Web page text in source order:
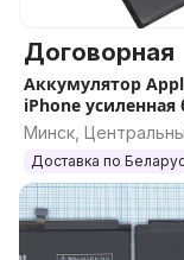
Договорная
Аккумулятор
iPhone усиленная батарея
акб
Минск,
Доставка по